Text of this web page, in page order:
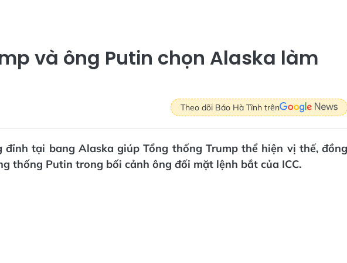
và ông Putin chọn Alaska làm
Theo dõi Báo Hà Tĩnh trên
đỉnh tại bang Alaska giúp Tổng thống Trump thể hiện vị thế, đồng
thống Putin trong bối cảnh ông đối mặt lệnh bắt của ICC.